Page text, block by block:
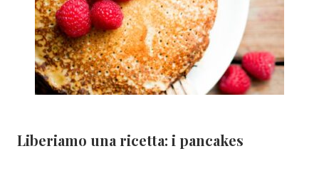
Liberiamo una ricetta: i pancakes